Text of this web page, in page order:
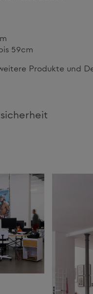
59cm
Produkte und